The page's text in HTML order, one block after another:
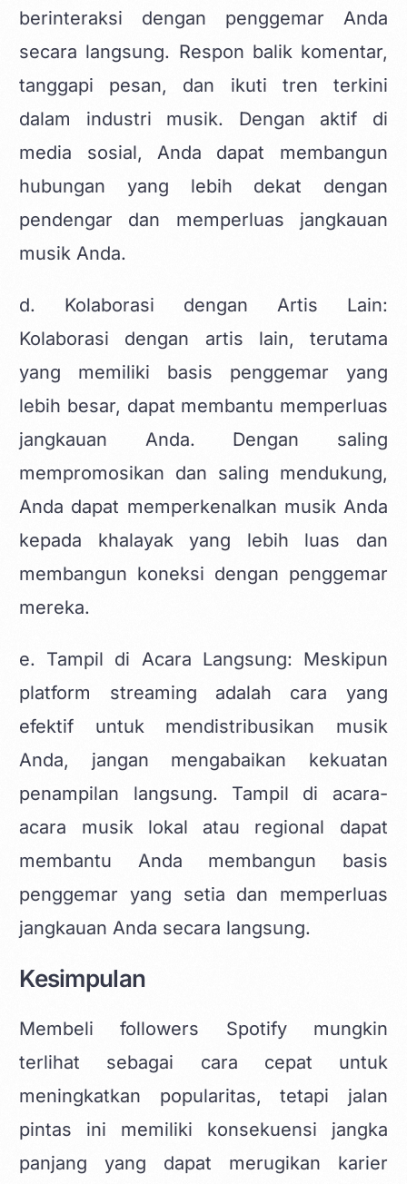
berinteraksi dengan penggemar Anda
secara langsung. Respon balik komentar,
tanggapi pesan, dan ikuti tren terkini
dalam industri musik. Dengan aktif di
media sosial, Anda dapat membangun
hubungan yang lebih dekat dengan
pendengar dan memperluas jangkauan
musik Anda.
d. Kolaborasi dengan Artis Lain:
Kolaborasi dengan artis lain, terutama
yang memiliki basis penggemar yang
lebih besar, dapat membantu memperluas
jangkauan Anda. Dengan saling
mempromosikan dan saling mendukung,
Anda dapat memperkenalkan musik Anda
kepada khalayak yang lebih luas dan
membangun koneksi dengan penggemar
mereka.
e. Tampil di Acara Langsung: Meskipun
platform streaming adalah cara yang
efektif untuk mendistribusikan musik
Anda, jangan mengabaikan kekuatan
penampilan langsung. Tampil di acara-
acara musik lokal atau regional dapat
membantu Anda membangun basis
penggemar yang setia dan memperluas
jangkauan Anda secara langsung.
Kesimpulan
Membeli followers Spotify mungkin
terlihat sebagai cara cepat untuk
meningkatkan popularitas, tetapi jalan
pintas ini memiliki konsekuensi jangka
panjang yang dapat merugikan karier